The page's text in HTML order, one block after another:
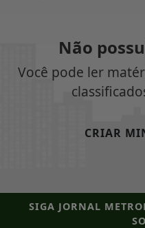
Não
Você pode ler
CRIAR
SIGA JORNAL